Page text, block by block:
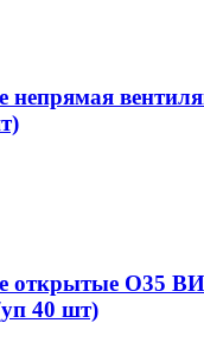
непрямая
открытые О35
40 шт)